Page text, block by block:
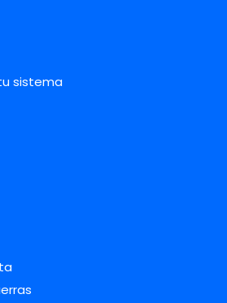
sistema